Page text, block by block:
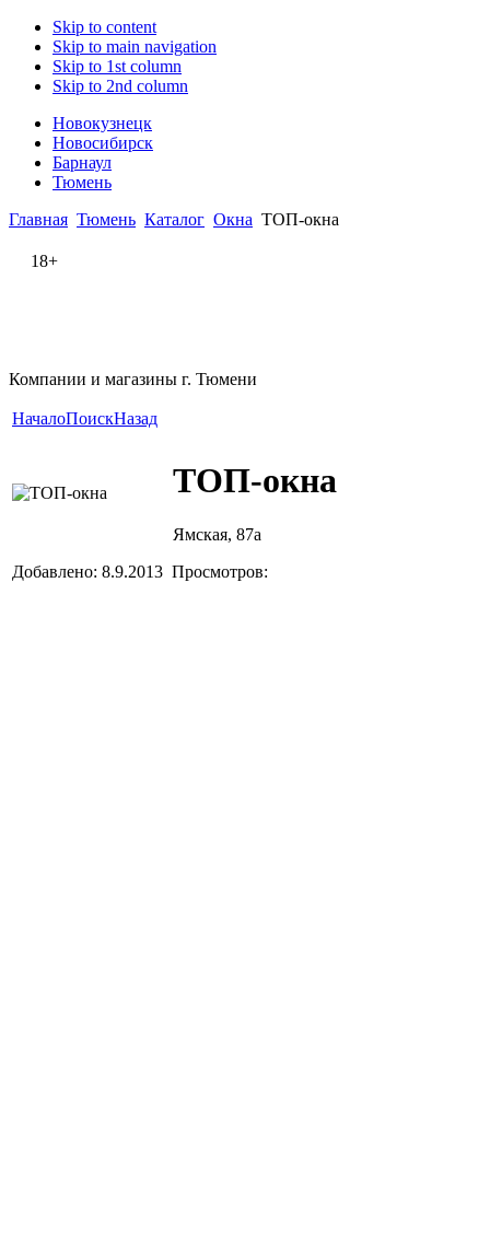
Skip to content
Skip to main navigation
Skip to 1st column
Skip to 2nd column
Новокузнецк
Новосибирск
Барнаул
Тюмень
Главная Тюмень Каталог Окна ТОП-окна
18+
Компании и магазины г. Тюмени
НачалоПоискНазад
ТОП-окна
Ямская, 87а
Добавлено: 8.9.2013 Просмотров: